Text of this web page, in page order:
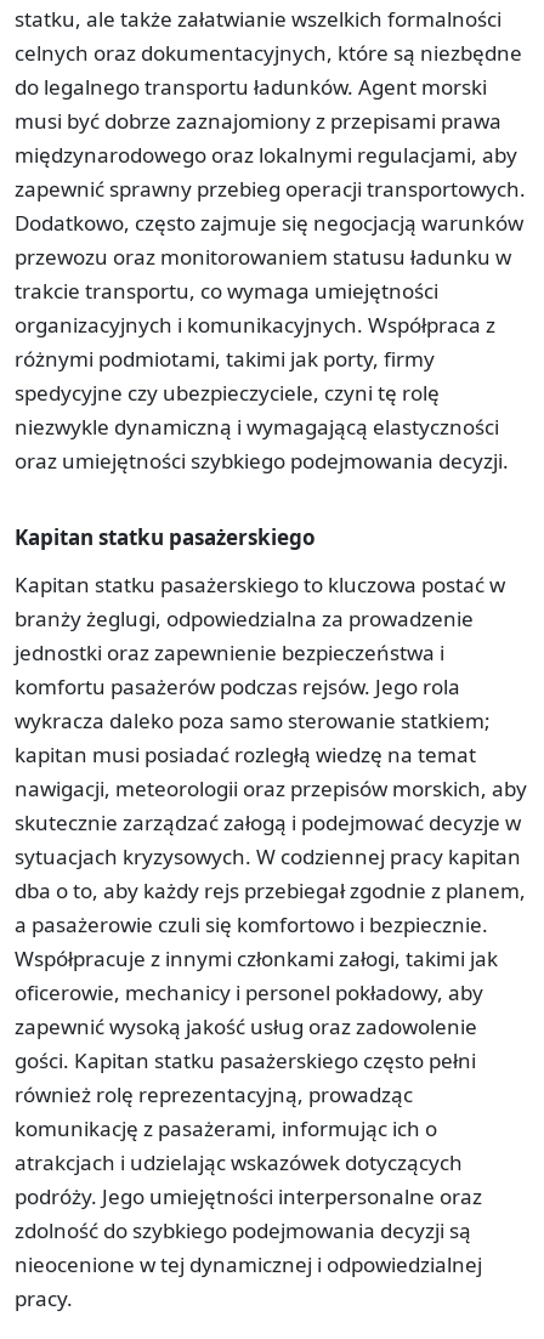
statku, ale także załatwianie wszelkich formalności
celnych oraz dokumentacyjnych, które są niezbędne
do legalnego transportu ładunków. Agent morski
musi być dobrze zaznajomiony z przepisami prawa
międzynarodowego oraz lokalnymi regulacjami, aby
zapewnić sprawny przebieg operacji transportowych.
Dodatkowo, często zajmuje się negocjacją warunków
przewozu oraz monitorowaniem statusu ładunku w
trakcie transportu, co wymaga umiejętności
organizacyjnych i komunikacyjnych. Współpraca z
różnymi podmiotami, takimi jak porty, firmy
spedycyjne czy ubezpieczyciele, czyni tę rolę
niezwykle dynamiczną i wymagającą elastyczności
oraz umiejętności szybkiego podejmowania decyzji.
Kapitan statku pasażerskiego
Kapitan statku pasażerskiego to kluczowa postać w
branży żeglugi, odpowiedzialna za prowadzenie
jednostki oraz zapewnienie bezpieczeństwa i
komfortu pasażerów podczas rejsów. Jego rola
wykracza daleko poza samo sterowanie statkiem;
kapitan musi posiadać rozległą wiedzę na temat
nawigacji, meteorologii oraz przepisów morskich, aby
skutecznie zarządzać załogą i podejmować decyzje w
sytuacjach kryzysowych. W codziennej pracy kapitan
dba o to, aby każdy rejs przebiegał zgodnie z planem,
a pasażerowie czuli się komfortowo i bezpiecznie.
Współpracuje z innymi członkami załogi, takimi jak
oficerowie, mechanicy i personel pokładowy, aby
zapewnić wysoką jakość usług oraz zadowolenie
gości. Kapitan statku pasażerskiego często pełni
również rolę reprezentacyjną, prowadząc
komunikację z pasażerami, informując ich o
atrakcjach i udzielając wskazówek dotyczących
podróży. Jego umiejętności interpersonalne oraz
zdolność do szybkiego podejmowania decyzji są
nieocenione w tej dynamicznej i odpowiedzialnej
pracy.